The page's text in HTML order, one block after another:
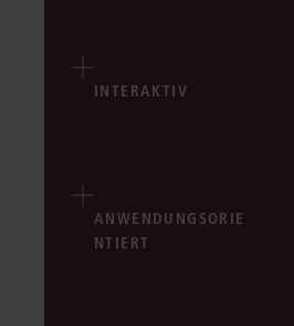
INTERAKTIV
ANWENDUNGSORIE
NTIERT